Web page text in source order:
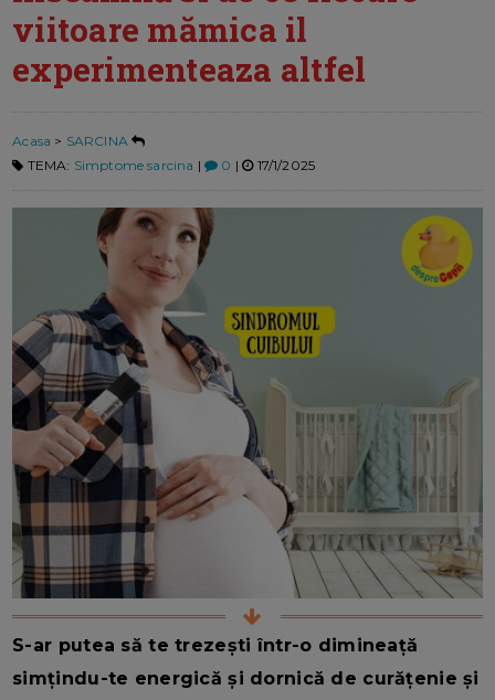
viitoare mămica il
experimenteaza altfel
Acasa > SARCINA
TEMA: Simptome sarcina | 0 | 17/1/2025
S-ar putea să te trezești într-o dimineață
simțindu-te energică și dornică de curățenie și